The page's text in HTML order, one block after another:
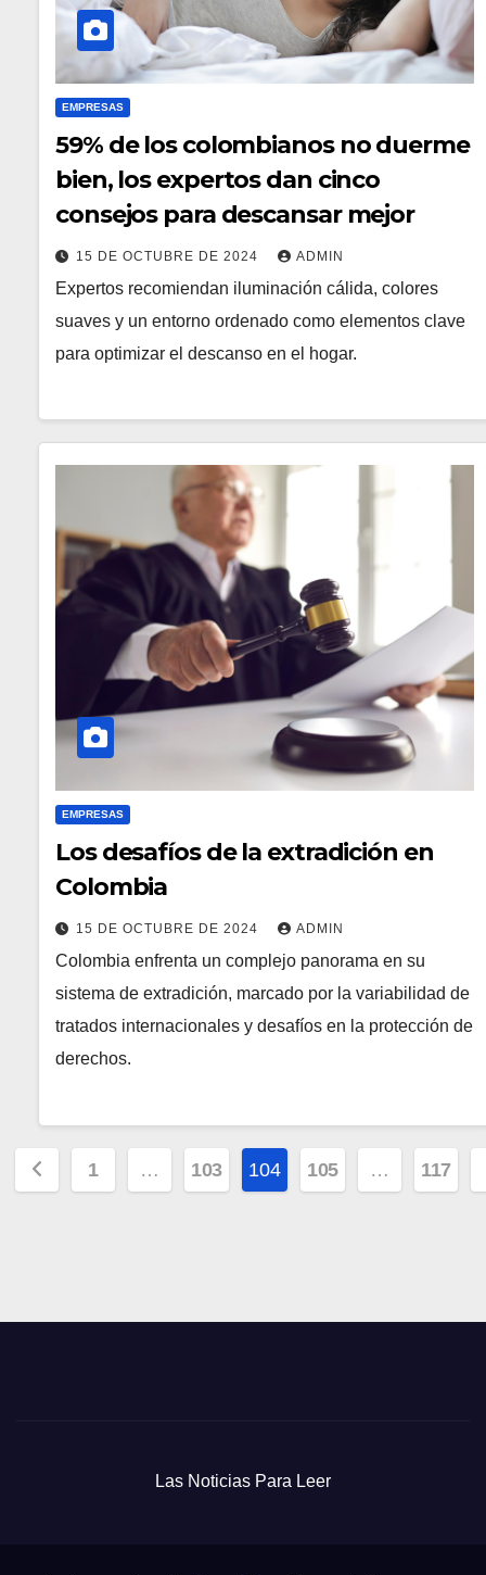
EMPRESAS
59% de los colombianos no duerme
bien, los expertos dan cinco
consejos para descansar mejor
15 DE OCTUBRE DE 2024 ADMIN
Expertos recomiendan iluminación cálida, colores
suaves y un entorno ordenado como elementos clave
para optimizar el descanso en el hogar.
EMPRESAS
Los desafíos de la extradición en
Colombia
15 DE OCTUBRE DE 2024 ADMIN
Colombia enfrenta un complejo panorama en su
sistema de extradición, marcado por la variabilidad de
tratados internacionales y desafíos en la protección de
derechos.
Paginación
1 … 103 104 105 … 117
Las Noticias Para Leer